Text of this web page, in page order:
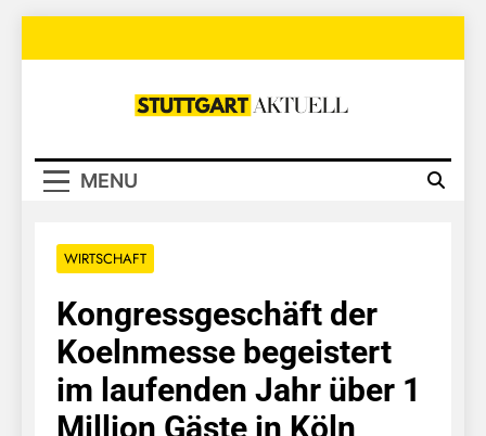
Stuttgart
MENU
WIRTSCHAFT
Kongressgeschäft der
Koelnmesse begeistert
im laufenden Jahr über 1
Million Gäste in Köln